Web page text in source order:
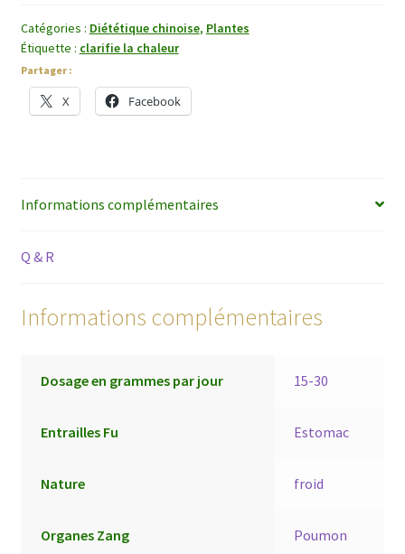
Catégories : Diététique chinoise, Plantes
Étiquette : clarifie la chaleur
Partager :
X Facebook
Informations complémentaires
Q & R
Informations complémentaires
Dosage en grammes par jour 15-30
Entrailles Fu Estomac
Nature froid
Organes Zang Poumon